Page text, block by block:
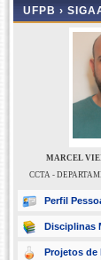
UFPB ›
MARCEL
CCTA -
Perfil
Disciplinas
Projetos de